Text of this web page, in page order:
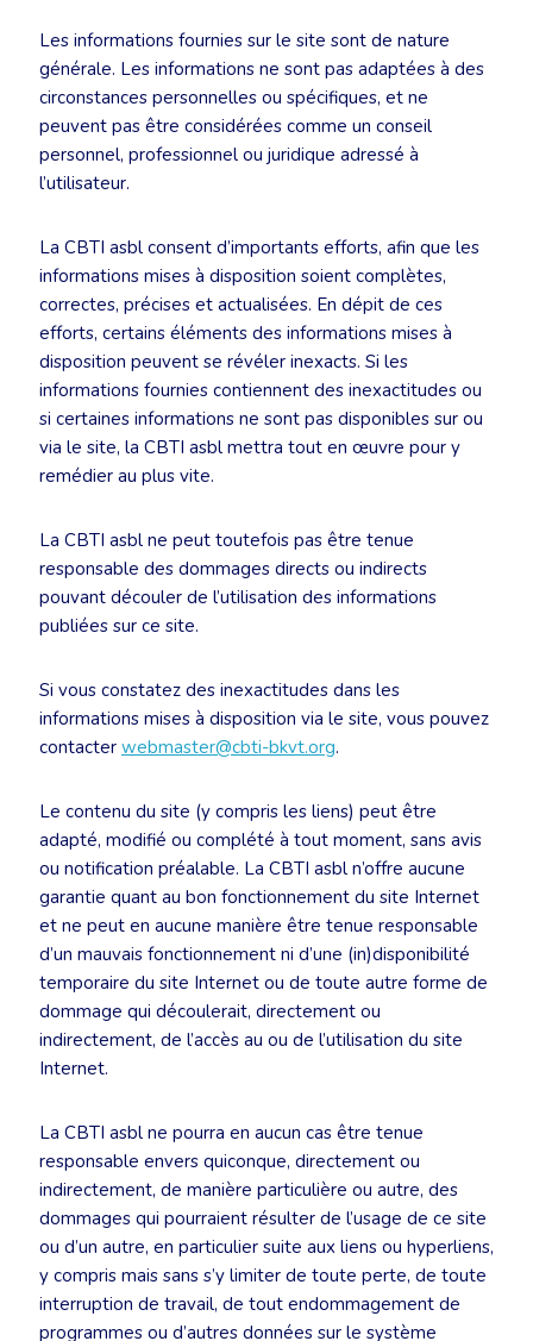
Les informations fournies sur le site sont de nature
générale. Les informations ne sont pas adaptées à des
circonstances personnelles ou spécifiques, et ne
peuvent pas être considérées comme un conseil
personnel, professionnel ou juridique adressé à
l’utilisateur.
La CBTI asbl consent d’importants efforts, afin que les
informations mises à disposition soient complètes,
correctes, précises et actualisées. En dépit de ces
efforts, certains éléments des informations mises à
disposition peuvent se révéler inexacts. Si les
informations fournies contiennent des inexactitudes ou
si certaines informations ne sont pas disponibles sur ou
via le site, la CBTI asbl mettra tout en œuvre pour y
remédier au plus vite.
La CBTI asbl ne peut toutefois pas être tenue
responsable des dommages directs ou indirects
pouvant découler de l’utilisation des informations
publiées sur ce site.
Si vous constatez des inexactitudes dans les
informations mises à disposition via le site, vous pouvez
contacter webmaster@cbti-bkvt.org.
Le contenu du site (y compris les liens) peut être
adapté, modifié ou complété à tout moment, sans avis
ou notification préalable. La CBTI asbl n’offre aucune
garantie quant au bon fonctionnement du site Internet
et ne peut en aucune manière être tenue responsable
d’un mauvais fonctionnement ni d’une (in)disponibilité
temporaire du site Internet ou de toute autre forme de
dommage qui découlerait, directement ou
indirectement, de l’accès au ou de l’utilisation du site
Internet.
La CBTI asbl ne pourra en aucun cas être tenue
responsable envers quiconque, directement ou
indirectement, de manière particulière ou autre, des
dommages qui pourraient résulter de l’usage de ce site
ou d’un autre, en particulier suite aux liens ou hyperliens,
y compris mais sans s’y limiter de toute perte, de toute
interruption de travail, de tout endommagement de
programmes ou d’autres données sur le système